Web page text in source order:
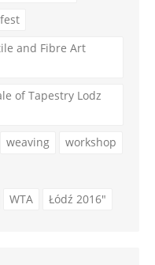
and Fibre Art
of Tapestry Lodz
weaving
workshop
WTA Łódź 2016"